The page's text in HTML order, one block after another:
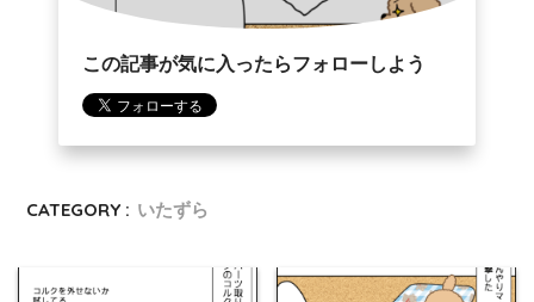
この記事が気に入ったらフォローしよう
CATEGORY : いたずら